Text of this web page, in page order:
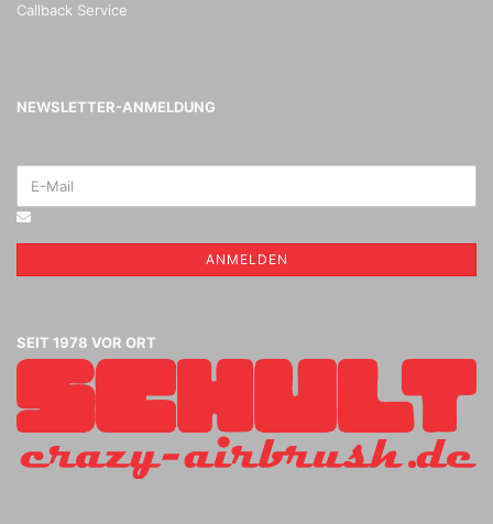
Callback Service
NEWSLETTER-ANMELDUNG
ANMELDEN
SEIT 1978 VOR ORT